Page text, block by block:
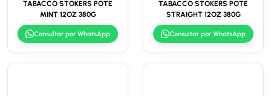
TABACCO STOKERS POTE
MINT 12OZ 380G
Consultar por WhatsApp
TABACCO STOKERS POTE
STRAIGHT 12OZ 380G
Consultar por WhatsApp